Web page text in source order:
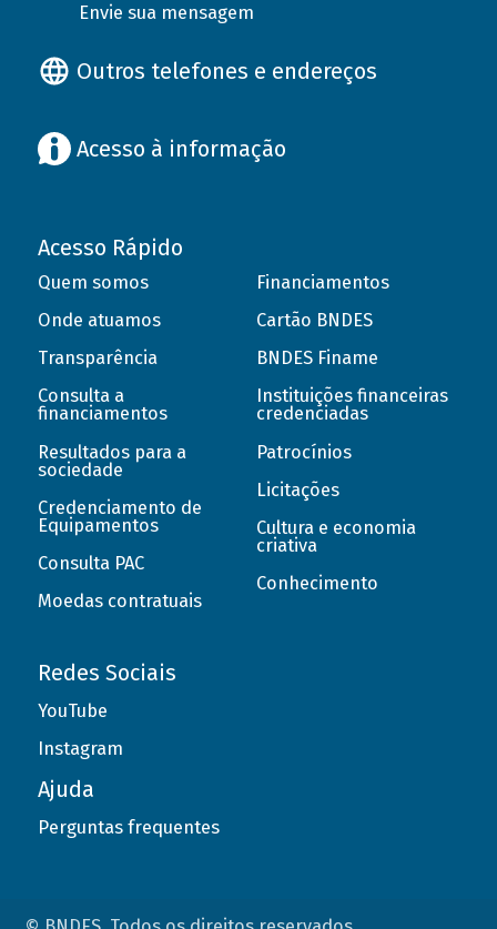
Envie sua mensagem
Outros telefones e endereços
Acesso à informação
Acesso Rápido
Quem somos
Onde atuamos
Transparência
Consulta a
financiamentos
Resultados para a
sociedade
Credenciamento de
Equipamentos
Consulta PAC
Moedas contratuais
Financiamentos
Cartão BNDES
BNDES Finame
Instituições financeiras
credenciadas
Patrocínios
Licitações
Cultura e economia
criativa
Conhecimento
Redes Sociais
YouTube
Instagram
Ajuda
Perguntas frequentes